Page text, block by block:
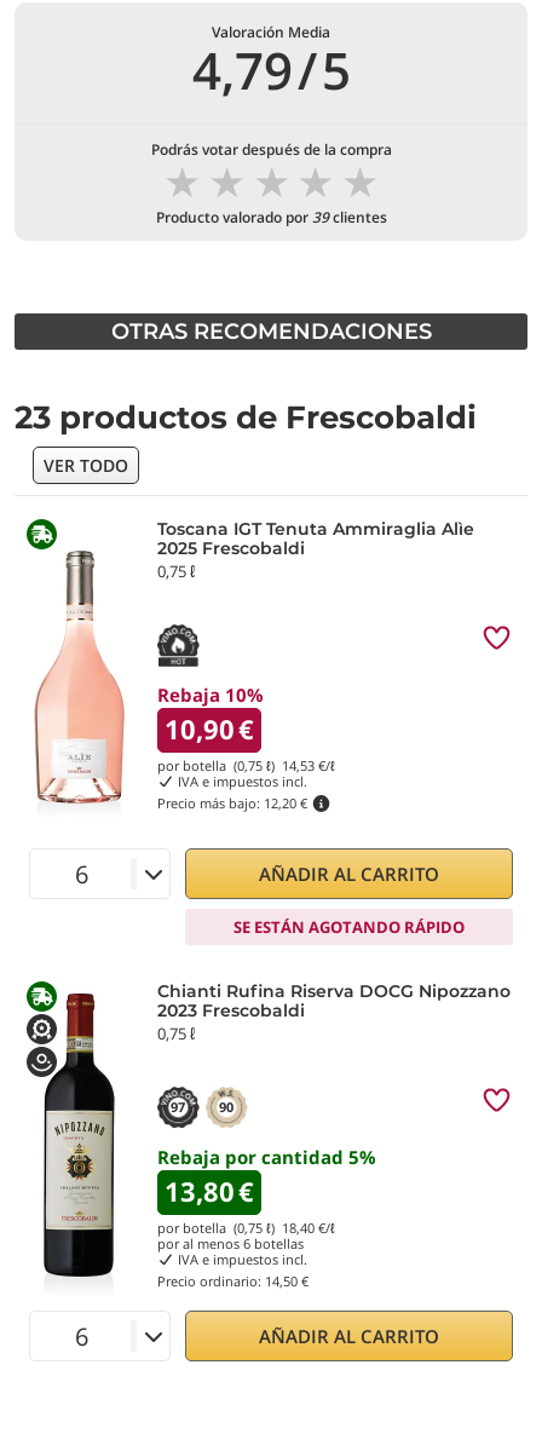
Valoración Media
4,79/5
Podrás votar después de la compra
★
★
★
★
★
Producto valorado por39clientes
OTRAS RECOMENDACIONES
23 productos de Frescobaldi
VER TODO
Toscana IGT Tenuta Ammiraglia Alìe
2025 Frescobaldi
0,75 ℓ
Rebaja 10%
10,90€
por botella (0,75 ℓ) 14,53 €/ℓ
IVA e impuestos incl.
Precio más bajo: 12,20 €
AÑADIR AL CARRITO
SE ESTÁN AGOTANDO RÁPIDO
Chianti Rufina Riserva DOCG Nipozzano
2023 Frescobaldi
0,75 ℓ
97 90
Rebaja por cantidad 5%
13,80€
por botella (0,75 ℓ) 18,40 €/ℓ
por al menos 6 botellas
IVA e impuestos incl.
Precio ordinario: 14,50 €
AÑADIR AL CARRITO